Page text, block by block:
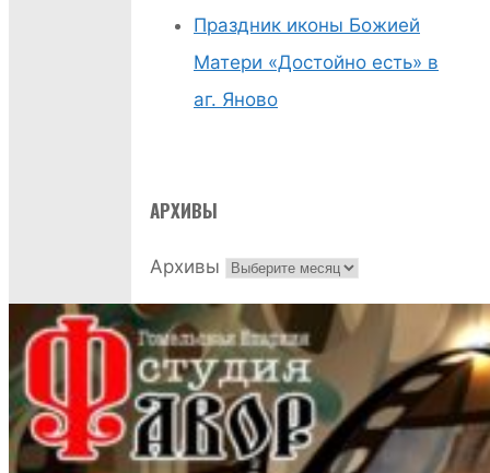
Праздник иконы Божией
Матери «Достойно есть» в
аг. Яново
АРХИВЫ
Архивы